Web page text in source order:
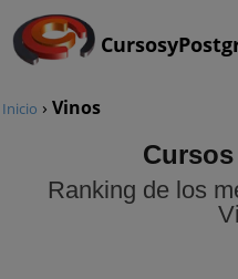
Inicio › Vinos
Ranking de los